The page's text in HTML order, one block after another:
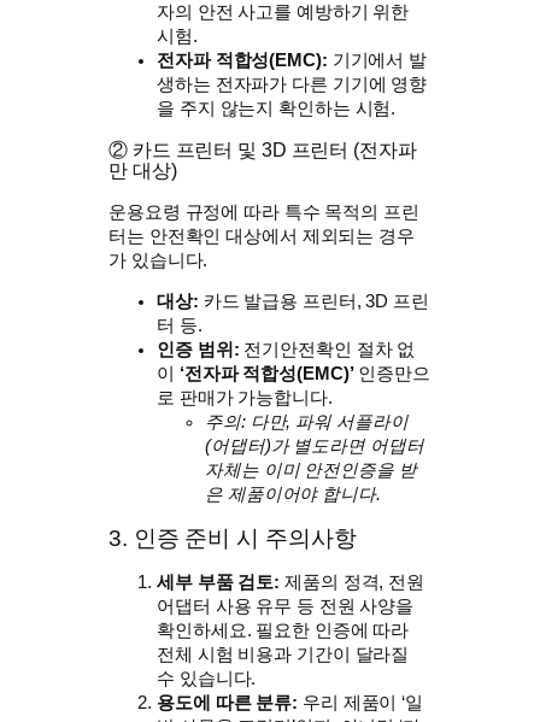
자의 안전 사고를 예방하기 위한
시험.
전자파 적합성(EMC): 기기에서 발
생하는 전자파가 다른 기기에 영향
을 주지 않는지 확인하는 시험.
② 카드 프린터 및 3D 프린터 (전자파
만 대상)
운용요령 규정에 따라 특수 목적의 프린
터는 안전확인 대상에서 제외되는 경우
가 있습니다.
대상: 카드 발급용 프린터, 3D 프린
터 등.
인증 범위: 전기안전확인 절차 없
이 ‘전자파 적합성(EMC)’인증만으
로 판매가 가능합니다.
주의: 다만, 파워 서플라이
(어댑터)가 별도라면 어댑터
자체는 이미 안전인증을 받
은 제품이어야 합니다.
3. 인증 준비 시 주의사항
세부 부품 검토: 제품의 정격, 전원
어댑터 사용 유무 등 전원 사양을
확인하세요. 필요한 인증에 따라
전체 시험 비용과 기간이 달라질
수 있습니다.
용도에 따른 분류: 우리 제품이 ‘일